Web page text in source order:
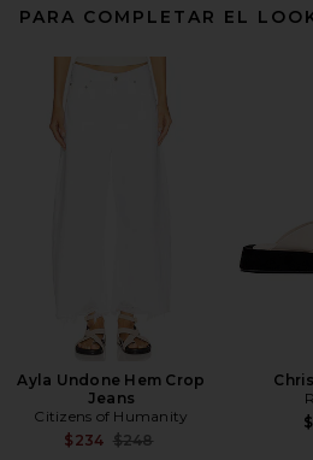
PARA COMPLETAR EL
Ayla Undone Hem Crop
Jeans
Citizens of Humanity
$234 Previous price:
$248